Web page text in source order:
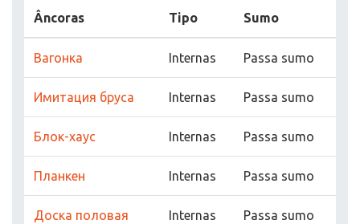
Âncoras Tipo Sumo
Вагонка Internas Passa sumo
Имитация бруса Internas Passa sumo
Блок-хаус Internas Passa sumo
Планкен Internas Passa sumo
Доска половая Internas Passa sumo